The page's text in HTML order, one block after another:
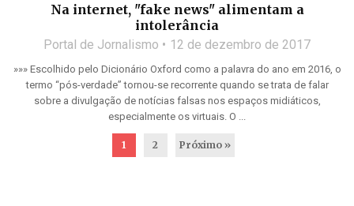
Na internet, "fake news" alimentam a
intolerância
Portal de Jornalismo 12 de dezembro de 2017
»»» Escolhido pelo Dicionário Oxford como a palavra do ano em 2016, o
termo “pós-verdade” tornou-se recorrente quando se trata de falar
sobre a divulgação de notícias falsas nos espaços midiáticos,
especialmente os virtuais. O ...
1 2 Próximo »